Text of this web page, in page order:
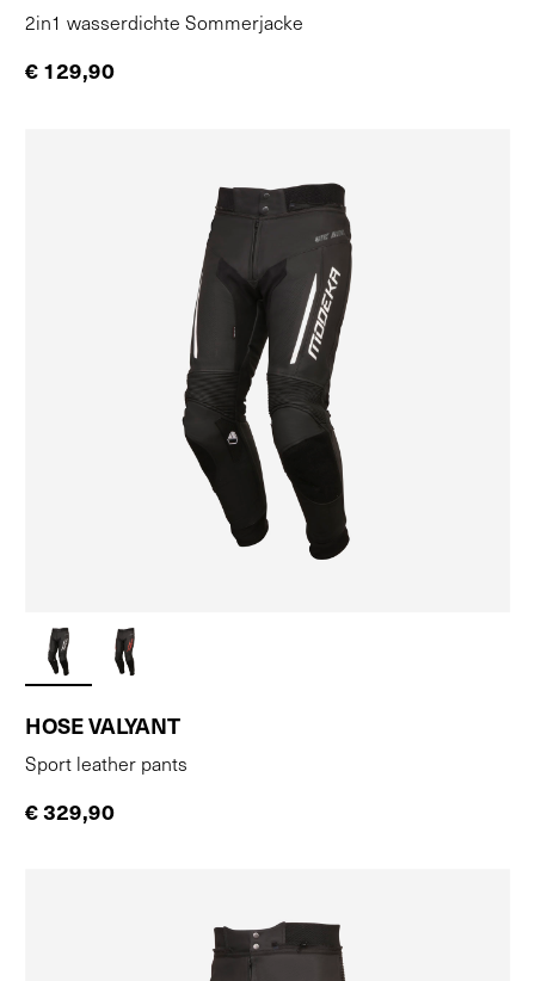
2in1 wasserdichte Sommerjacke
€ 129,90
HOSE VALYANT
Sport leather pants
€ 329,90